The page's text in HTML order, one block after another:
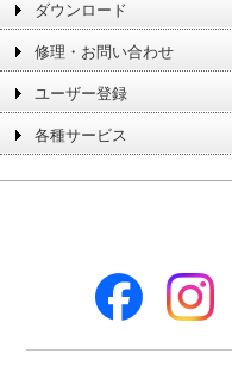
ダウンロード
修理・お問い合わせ
ユーザー登録
各種サービス